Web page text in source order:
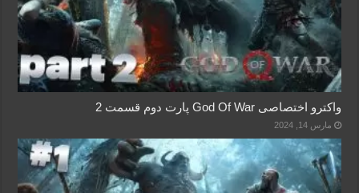
واکترو اختصاصی God Of War پارت دوم قسمت 2
مارس 14, 2024